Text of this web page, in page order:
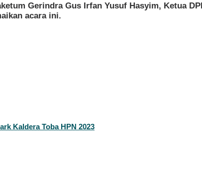
Gerindra Gus Irfan Yusuf Hasyim, Ketua
acara ini.
Kaldera Toba HPN 2023